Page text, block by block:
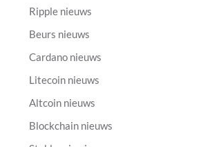
Ripple nieuws
Beurs nieuws
Cardano nieuws
Litecoin nieuws
Altcoin nieuws
Blockchain nieuws